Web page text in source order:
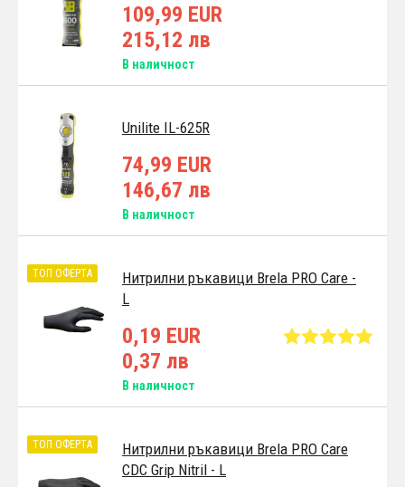
109,99 EUR
215,12 лв
В наличност
Unilite IL-625R
74,99 EUR
146,67 лв
В наличност
Нитрилни ръкавици Brela PRO Care -
L
ТОП ОФЕРТА
0,19 EUR
0,37 лв
В наличност
Нитрилни ръкавици Brela PRO Care
CDC Grip Nitril - L
ТОП ОФЕРТА